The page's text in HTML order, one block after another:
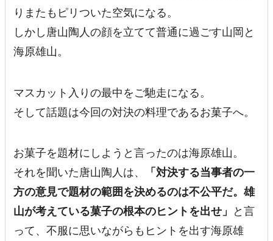
りまたもピリついた空気になる。
しかし唐山陶人の顔を立てて普通に過ごす山岡と
海原雄山。
マスカット入りの最中をご馳走になる。
そして話題は今回の対決の料理であるお菓子へ。
お菓子を題材にしようと言ったのは海原雄山。
それを聞いた唐山陶人は、
「対決する当事者の一
方の意見で題材の範囲を決めるのは不公平だ。雄
山が考えている菓子の根本のヒントを出せ」
と言
って、不服に思いながらもヒントを出す海原雄